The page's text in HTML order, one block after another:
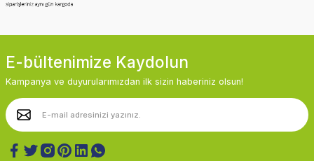
E-bültenimize Kaydolun
Kampanya ve duyurularımızdan ilk sizin haberiniz olsun!